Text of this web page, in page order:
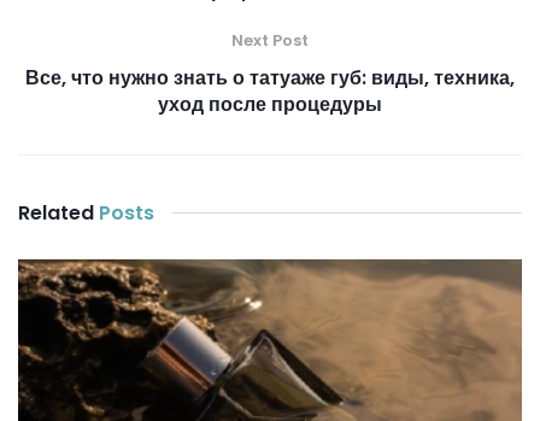
Next Post
Все, что нужно знать о татуаже губ: виды, техника,
уход после процедуры
Related Posts